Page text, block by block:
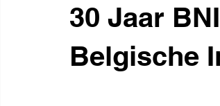
30 Jaar
Belgische